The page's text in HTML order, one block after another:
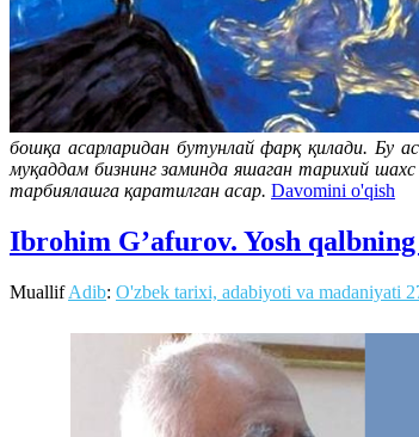
бошқа асарларидан бутунлай фарқ қилади. Бу
муқаддам бизнинг заминда яшаган тарихий
тарбиялашга қаратилган асар. Davomini o'qish
Ibrohim G’afurov. Yosh
MuallifAdib: O'zbek tarixi, adabiyoti va madaniyati